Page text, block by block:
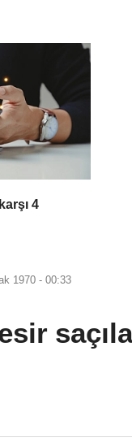
4
1970 - 00:33